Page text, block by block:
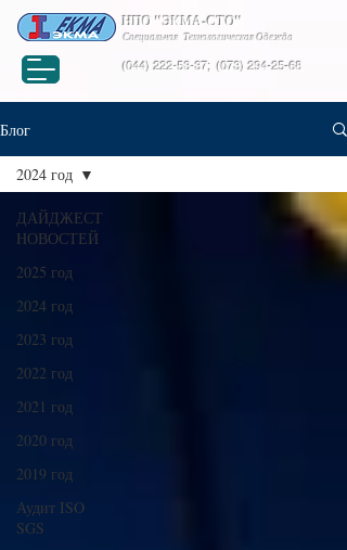
(044) 222-53-37;(073) 294-25-68
НПО "ЭКМА-СТО"
Специальная Технологическая Одежда
Блог
ДАЙДЖЕСТ
НОВОСТЕЙ
2025 год
2024 год
2023 год
2022 год
2021 год
2020 год
2019 год
Аудит ISO
SGS
2024 год